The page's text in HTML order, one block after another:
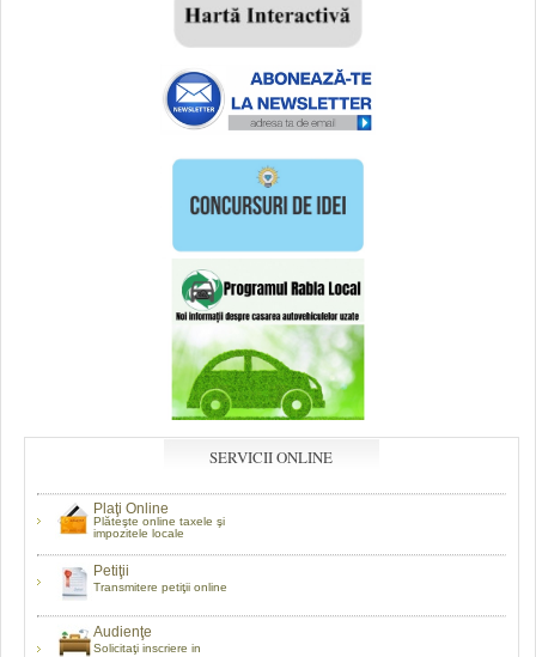
SERVICII ONLINE
Plaţi Online
Plăteşte online taxele şi
impozitele locale
Petiţii
Transmitere petiţii online
Audienţe
Solicitaţi inscriere in